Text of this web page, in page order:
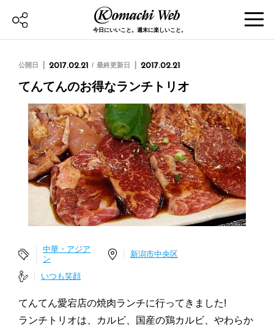
今日にいいこと。週末に楽しいこと。
公開日 2017.02.21 最終更新日 2017.02.21
てんてんのお得なランチトリオ
中華・アジア
ン
新潟市中央区
いつも笑顔
てんてん愛宕店の焼肉ランチに行ってきました!
ランチトリオは、カルビ、国産の鶏カルビ、やわらか